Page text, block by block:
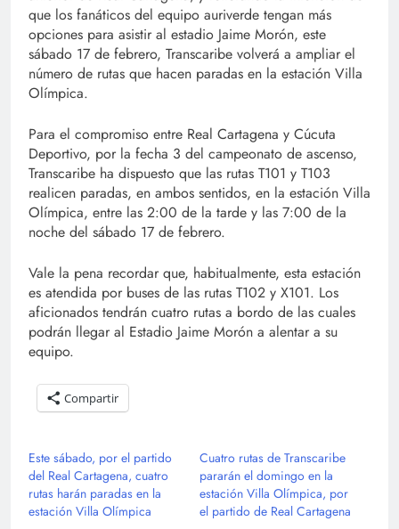
que los fanáticos del equipo auriverde tengan más
opciones para asistir al estadio Jaime Morón, este
sábado 17 de febrero, Transcaribe volverá a ampliar el
número de rutas que hacen paradas en la estación Villa
Olímpica.
Para el compromiso entre Real Cartagena y Cúcuta
Deportivo, por la fecha 3 del campeonato de ascenso,
Transcaribe ha dispuesto que las rutas T101 y T103
realicen paradas, en ambos sentidos, en la estación Villa
Olímpica, entre las 2:00 de la tarde y las 7:00 de la
noche del sábado 17 de febrero.
Vale la pena recordar que, habitualmente, esta estación
es atendida por buses de las rutas T102 y X101. Los
aficionados tendrán cuatro rutas a bordo de las cuales
podrán llegar al Estadio Jaime Morón a alentar a su
equipo.
Compartir
Este sábado, por el partido
del Real Cartagena, cuatro
rutas harán paradas en la
estación Villa Olímpica
Cuatro rutas de Transcaribe
pararán el domingo en la
estación Villa Olímpica, por
el partido de Real Cartagena